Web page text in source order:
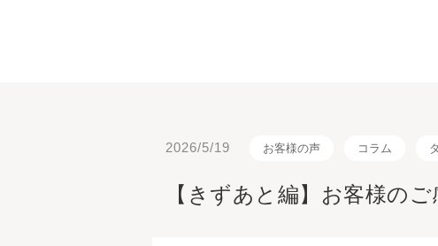
2026/5/19 お客様の声 コラム
【きずあと編】お客様のご